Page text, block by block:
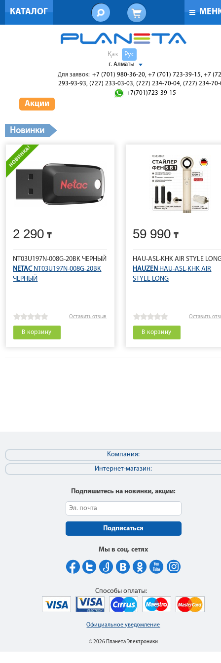
КАТАЛОГ
Қаз Рус
г. Алматы
Для заявок: +7 (701) 980-36-20, +7 (701) 723-39-15, +7
293-93-93, (727) 233-03-03, (727) 234-70-04, (727) 234-
+7(701)723-39-15
Акции
Новинки
2 290
NT03U197N-008G-20BK ЧЕРНЫЙ
NETACNT03U197N-008G-20BK
ЧЕРНЫЙ
Оставить отзыв
В корзину
59 990
HAU-ASL-KHK AIR STYLE
HAUZEN HAU-ASL-KHK AIR
STYLE LONG
Оставить
В корзину
Компания:
Интернет-магазин:
Подпишитесь на новинки, акции:
Подписаться
Мы в соц. сетях
Официальное уведомление
© 2026 Планета Электроники
Способы оплаты: